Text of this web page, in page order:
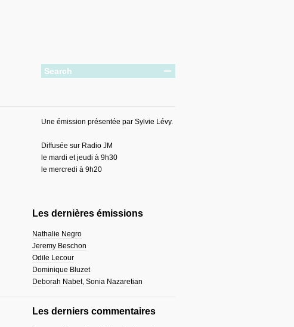
Une émission présentée par Sylvie Lévy.
Diffusée sur Radio JM
le mardi et jeudi à 9h30
le mercredi à 9h20
Les dernières émissions
Nathalie Negro
Jeremy Beschon
Odile Lecour
Dominique Bluzet
Deborah Nabet, Sonia Nazaretian
Les derniers commentaires